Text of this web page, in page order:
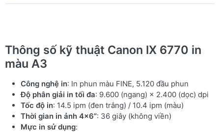
Thông số kỹ thuật Canon IX 6770 in
màu A3
Công nghệ in: In phun màu FINE, 5.120 đầu phun
Độ phân giải in tối đa: 9.600 (ngang) × 2.400 (dọc) dpi
Tốc độ in: 14.5 ipm (đen trắng) / 10.4 ipm (màu)
Thời gian in ảnh 4x6”: 36 giây (không viền)
Mực in sử dụng: